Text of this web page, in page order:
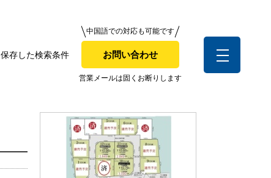
保存した検索条件
中国語での対応も可能です
お問い合わせ
営業メールは固くお断りします
中国語での対応も可能です
お問い合わせ
お客様の声